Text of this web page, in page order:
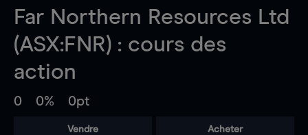
Far Northern Resources Ltd
(ASX:FNR) : cours des
action
0 0% 0pt
Vendre Acheter